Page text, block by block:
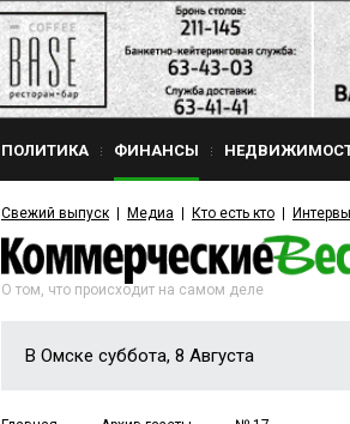
ПОЛИТИКА ФИНАНСЫ
Свежий выпуск Медиа Кто есть кто
О том, что происходит на самом деле
В Омске суббота, 8 Августа